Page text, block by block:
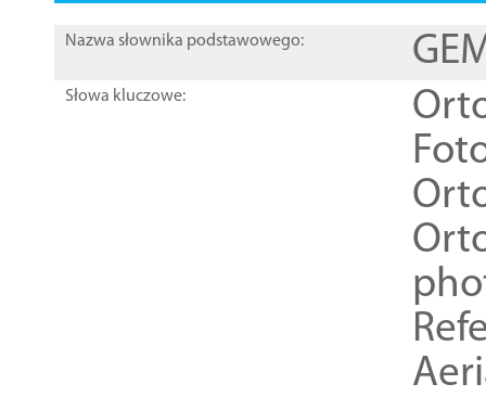
Nazwa słownika podstawowego:
Słowa kluczowe: